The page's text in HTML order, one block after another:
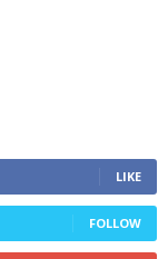
LIKE
FOLLOW